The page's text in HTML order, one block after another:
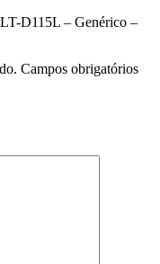
D115L – Genérico –
Campos obrigatórios